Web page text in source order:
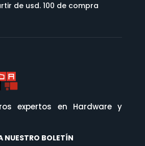
de usd. 100 de compra
expertos en Hardware y
NUESTRO BOLETÍN